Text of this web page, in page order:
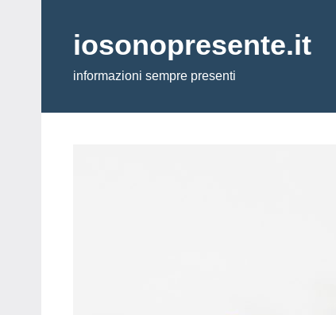
contenutoiosonopresente.it
informazioni sempre presenti